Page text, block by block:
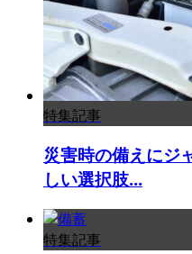
特集記事
災害時の備えにジ
しい選択肢...
特集記事